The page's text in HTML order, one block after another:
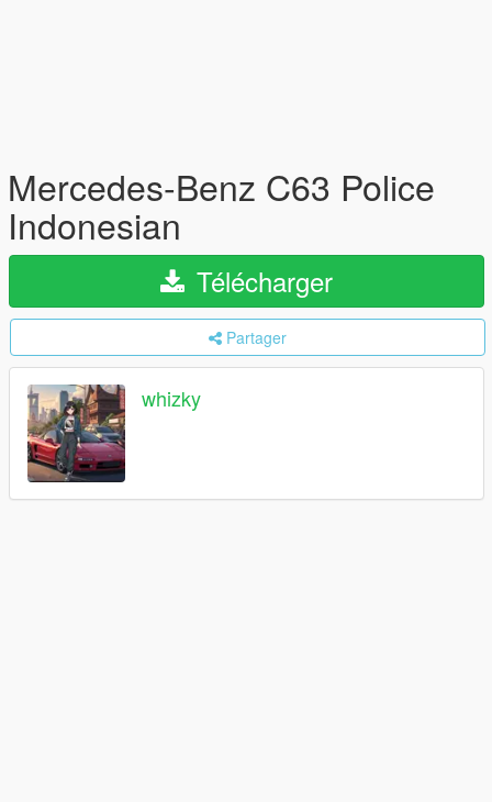
Mercedes-Benz C63 Police
Indonesian
Télécharger
Partager
whizky